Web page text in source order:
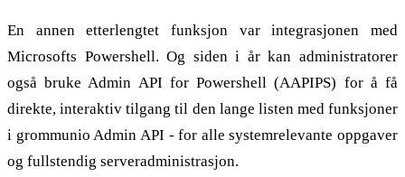
En annen etterlengtet funksjon var integrasjonen med
Microsofts Powershell. Og siden i år kan administratorer
også bruke Admin API for Powershell (AAPIPS) for å få
direkte, interaktiv tilgang til den lange listen med funksjoner
i grommunio Admin API - for alle systemrelevante oppgaver
og fullstendig serveradministrasjon.